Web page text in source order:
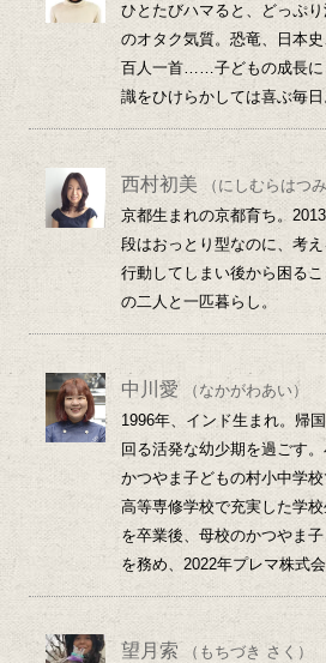
ひとたびハマると、どっぷ
のオタク気質。恐竜、日本史
百人一首……子どもの成長に
識をひけらかしては喜ぶ毎日
西村初美
（にしむらはつみ
京都生まれの京都育ち。
段はおっとり型なのに、考
行動してしまい後から困る
の二人と一匹暮らし。
中川愛
（なかがわあい）
1996年、インド生まれ。帰
回る活発な幼少期を過ごす
かつやま子どもの村小中学
高等専修学校で充実した学
を卒業後、母校のかつやま
を務め、2022年プレマ株式会
望月索
（もちづき さく）